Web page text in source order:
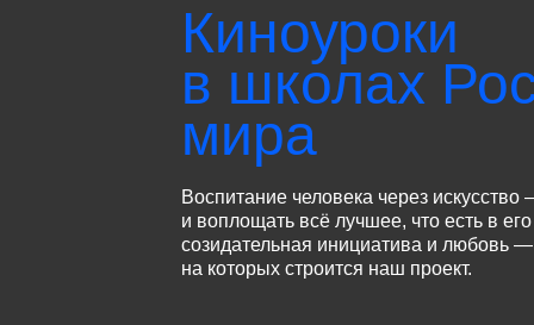
Киноуроки
в школах
мира
Воспитание человека через искусство
и воплощать всё лучшее, что есть в
созидательная инициатива и любовь —
на которых строится наш проект.